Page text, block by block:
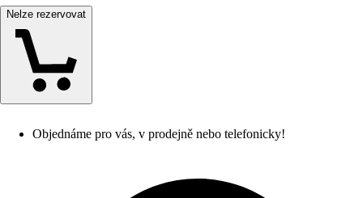
Nelze rezervovat
Objednáme pro vás, v prodejně nebo telefonicky!